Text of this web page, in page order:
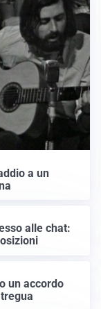
a un
alle chat:
un accordo